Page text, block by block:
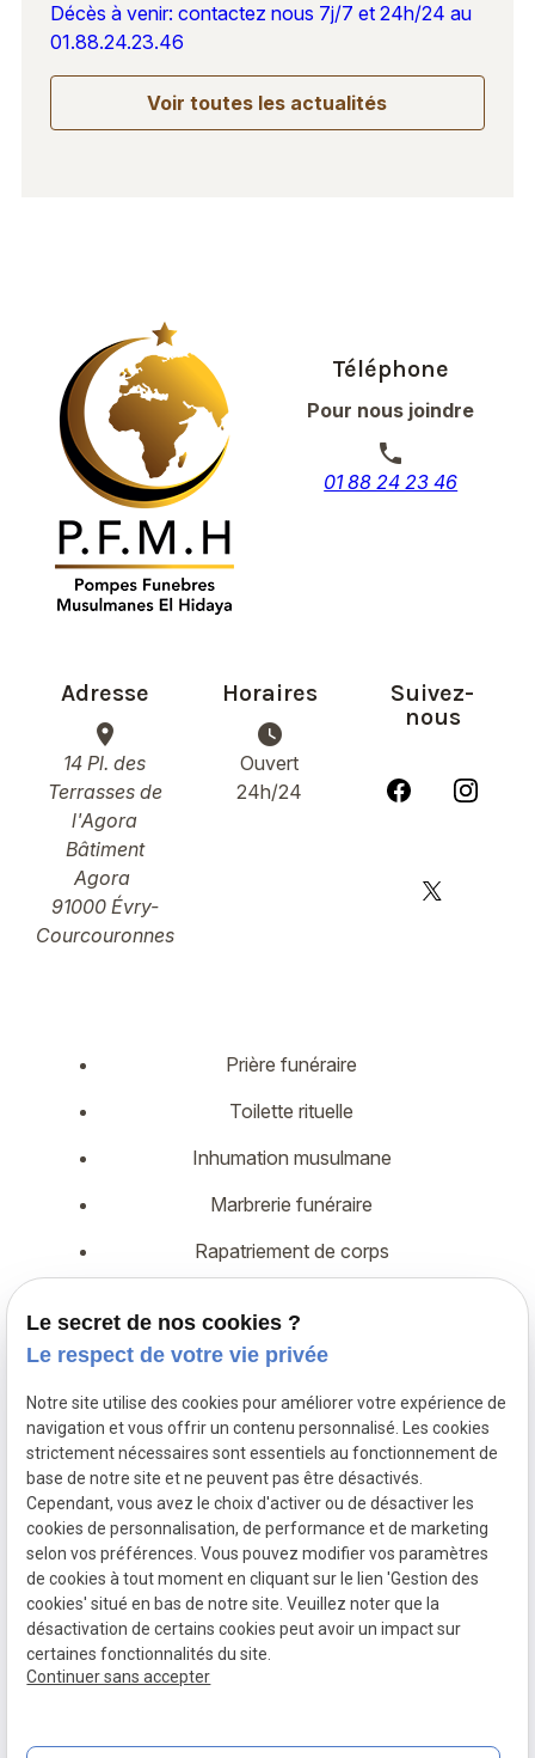
Décès à venir: contactez nous 7j/7 et 24h/24 au
01.88.24.23.46
Voir toutes les actualités
Téléphone
Pour nous joindre
phone
01 88 24 23 46
Adresse
place
14 Pl. des
Terrasses de
l'Agora
Bâtiment
Agora
91000 Évry-
Courcouronnes
Horaires
watch_later
Ouvert
24h/24
Suivez-
nous
Prière funéraire
Toilette rituelle
Inhumation musulmane
Marbrerie funéraire
Rapatriement de corps
Assurance décès
Mentions légales
Politique de
confidentialité
Gestion
des
cookies
Plan du
site
Siret :
82424645800015
Le secret de nos cookies ?
Le respect de votre vie privée
Notre site utilise des cookies pour améliorer votre expérience de
navigation et vous offrir un contenu personnalisé. Les cookies
strictement nécessaires sont essentiels au fonctionnement de
base de notre site et ne peuvent pas être désactivés.
Cependant, vous avez le choix d'activer ou de désactiver les
cookies de personnalisation, de performance et de marketing
selon vos préférences. Vous pouvez modifier vos paramètres
de cookies à tout moment en cliquant sur le lien 'Gestion des
cookies' situé en bas de notre site. Veuillez noter que la
désactivation de certains cookies peut avoir un impact sur
certaines fonctionnalités du site.
Continuer sans accepter